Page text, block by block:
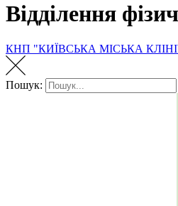
Відділення
КНП "КИЇВСЬКА МІСЬКА
Пошук: